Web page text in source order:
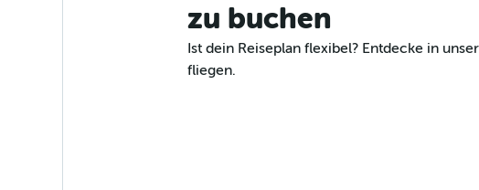
zu buchen
Ist dein Reiseplan flexibel? Entdecke in
fliegen.